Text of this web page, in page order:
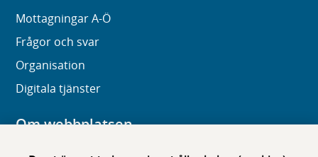
Mottagningar A-Ö
Frågor och svar
Organisation
Digitala tjänster
Om webbplatsen
Om karolinska.se